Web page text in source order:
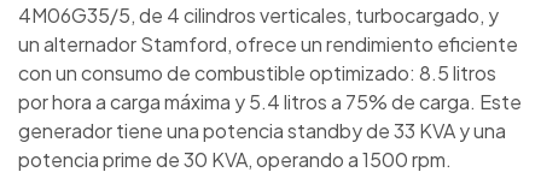
4M06G35/5, de 4 cilindros verticales, turbocargado, y
un alternador Stamford, ofrece un rendimiento eficiente
con un consumo de combustible optimizado: 8.5 litros
por hora a carga máxima y 5.4 litros a 75% de carga. Este
generador tiene una potencia standby de 33 KVA y una
potencia prime de 30 KVA, operando a 1500 rpm.